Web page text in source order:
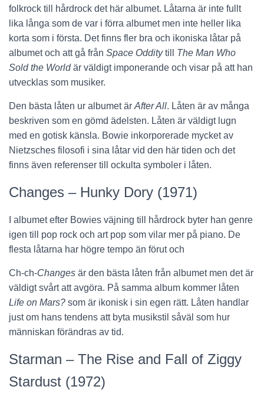
folkrock till hårdrock det här albumet. Låtarna är inte fullt
lika långa som de var i förra albumet men inte heller lika
korta som i första. Det finns fler bra och ikoniska låtar på
albumet och att gå från Space Odditytill The Man Who
Sold the Worldär väldigt imponerande och visar på att han
utvecklas som musiker.
Den bästa låten ur albumet är After All. Låten är av många
beskriven som en gömd ädelsten. Låten är väldigt lugn
med en gotisk känsla. Bowie inkorporerade mycket av
Nietzsches filosofi i sina låtar vid den här tiden och det
finns även referenser till ockulta symboler i låten.
Changes – Hunky Dory (1971)
I albumet efter Bowies väjning till hårdrock byter han genre
igen till pop rock och art pop som vilar mer på piano. De
flesta låtarna har högre tempo än förut och
Ch-ch-Changes är den bästa låten från albumet men det är
väldigt svårt att avgöra. På samma album kommer låten
Life on Mars? som är ikonisk i sin egen rätt. Låten handlar
just om hans tendens att byta musikstil såväl som hur
människan förändras av tid.
Starman – The Rise and Fall of Ziggy
Stardust (1972)